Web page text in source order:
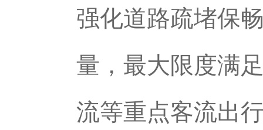
强化道路疏堵保
量，最大限度满
流等重点客流出